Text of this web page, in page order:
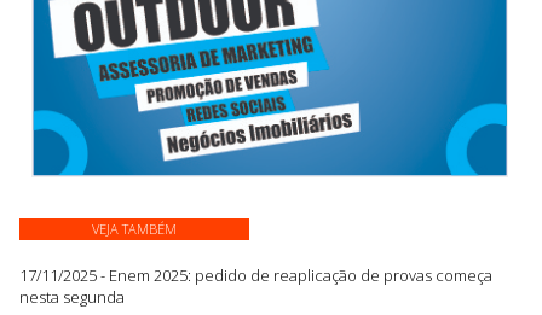
VEJA TAMBÉM
17/11/2025 - Enem 2025: pedido de reaplicação de provas começa
nesta segunda